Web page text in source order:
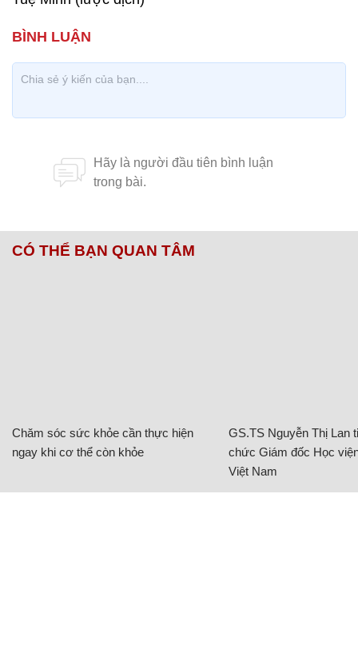
CÓ THỂ BẠN QUAN TÂM
Chăm sóc sức khỏe cần thực hiện
ngay khi cơ thể còn khỏe
GS.TS Nguyễn Thị Lan
chức Giám đốc Học
Việt Nam